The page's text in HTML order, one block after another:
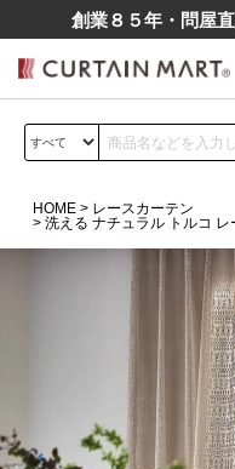
創業８５年・問屋
HOME
レースカーテン
洗える ナチュラル トルコ